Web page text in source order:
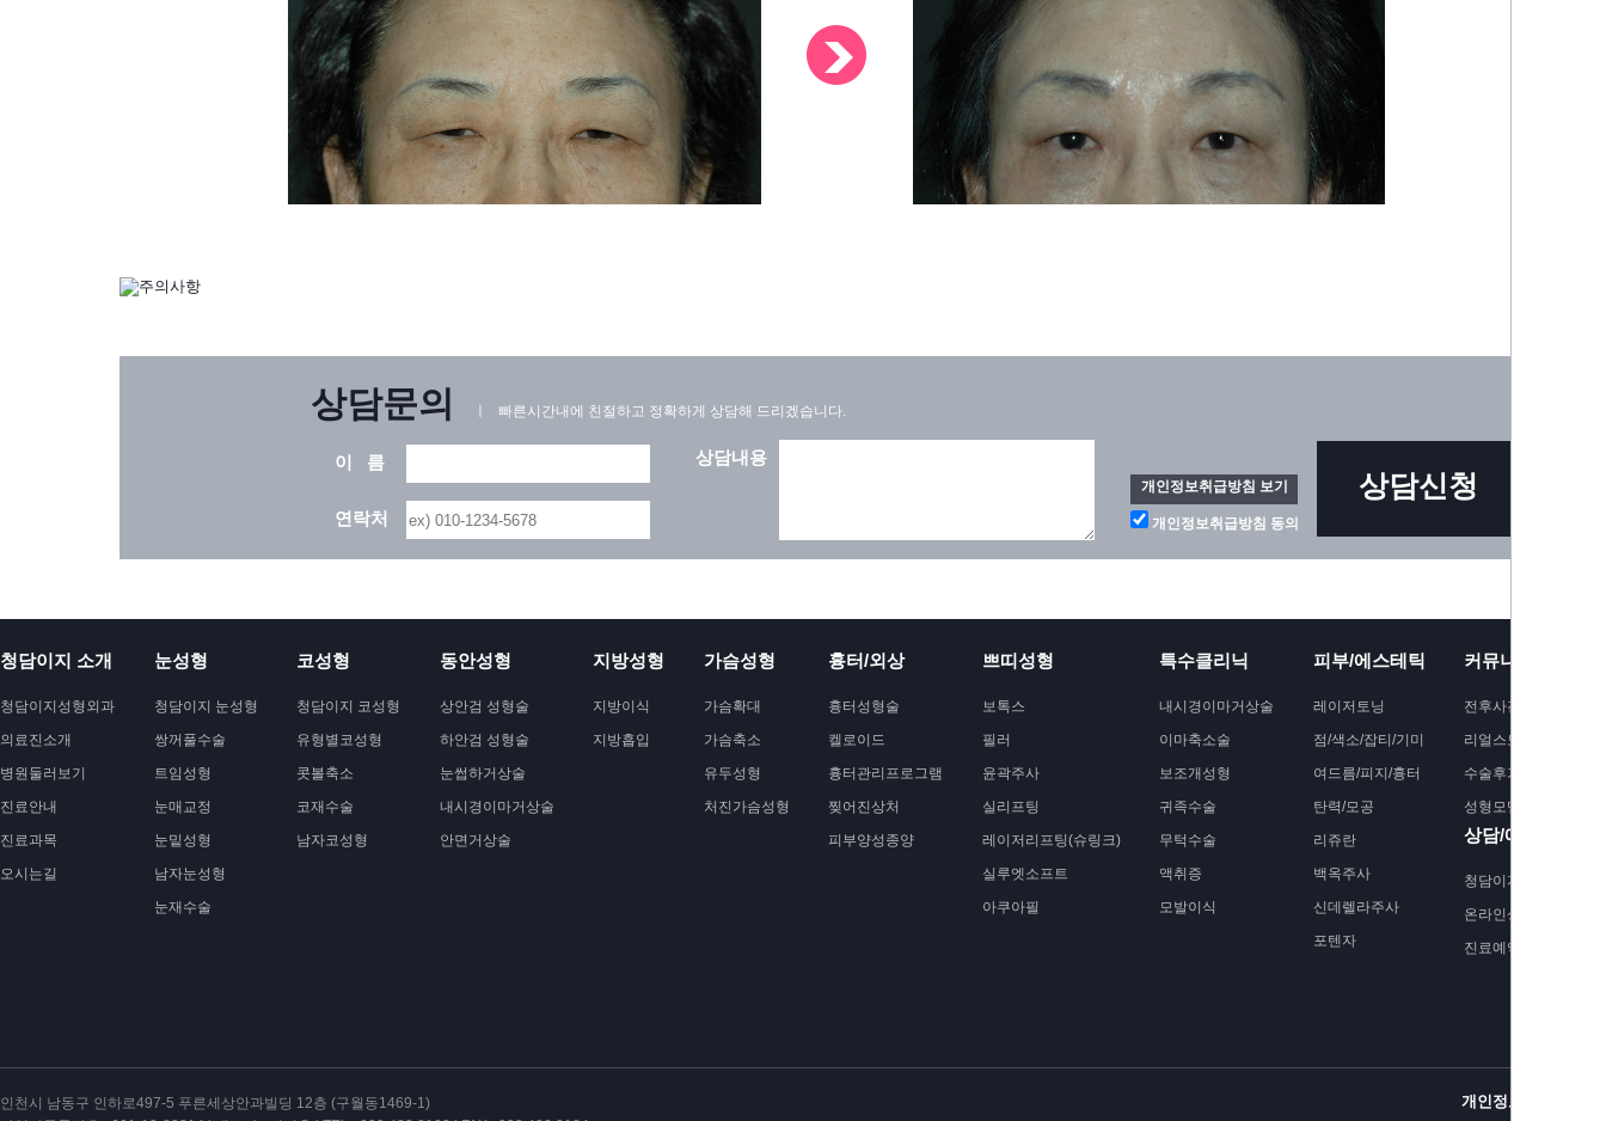
상담문의 ㅣ 빠른시간내에 친절하고 정확하게 상담해 드리겠습니다.
이 름
연락처
상담내용
개인정보취급방침 보기
개인정보취급방침 동의
상담신청
청담이지 소개
청담이지성형외과
의료진소개
병원둘러보기
진료안내
진료과목
오시는길
눈성형
청담이지 눈성형
쌍꺼풀수술
트임성형
눈매교정
눈밑성형
남자눈성형
눈재수술
코성형
청담이지 코성형
유형별코성형
콧볼축소
코재수술
남자코성형
동안성형
상안검 성형술
하안검 성형술
눈썹하거상술
내시경이마거상술
안면거상술
지방성형
지방이식
지방흡입
가슴성형
가슴확대
가슴축소
유두성형
처진가슴성형
흉터/외상
흉터성형술
켈로이드
흉터관리프로그램
찢어진상처
피부양성종양
쁘띠성형
보톡스
필러
윤곽주사
실리프팅
레이저리프팅(슈링크)
실루엣소프트
아쿠아필
특수클리닉
내시경이마거상술
이마축소술
보조개성형
귀족수술
무턱수술
액취증
모발이식
피부/에스테틱
레이저토닝
점/색소/잡티/기미
여드름/피지/흉터
탄력/모공
리쥬란
백옥주사
신데렐라주사
포텐자
커뮤니티
전후사진
리얼스토리
수술후기
성형모델모집
상담/예약
청담이지 소식
온라인상담
진료예약
인천시 남동구 인하로497-5 푸른세상안과빌딩 12층 (구월동1469-1)
개인정보취급방침